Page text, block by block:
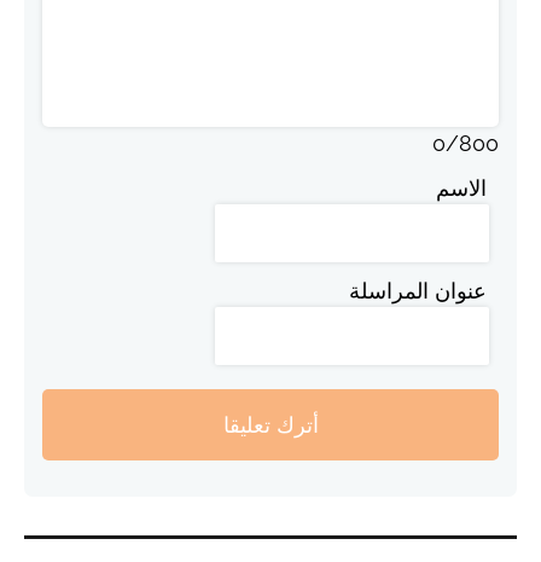
0/800
الاسم
عنوان المراسلة
أترك تعليقا